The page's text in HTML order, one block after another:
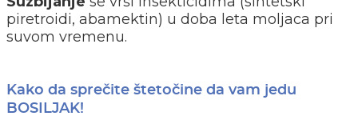
piretroidi, abamektin) u doba leta moljaca pri
suvom vremenu.
Kako da sprečite štetočine da vam jedu
BOSILJAK!